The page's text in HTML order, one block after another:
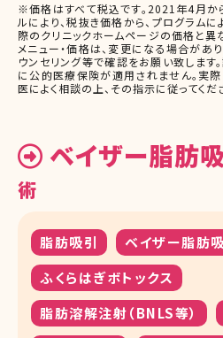
※価格はすべて税込です。2021年4月か
ルにより、税抜き価格から、プログラム
際のクリニックホームページの価格と異
メニュー・価格は、変更になる場合があ
ウンセリング等で確認をお願い致します
に公的医療保険が適用されません。実
医によく相談の上、その指示に従ってくだ
ベイザー脂肪
術
脂肪吸引
ベイザー脂肪
ふくらはぎボトックス
脂肪溶解注射（BNLS等）